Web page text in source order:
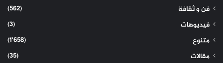
فن و ثقافة
(562)
فيديوهات
(3)
متنوع
(1٬658)
مقالات
(35)